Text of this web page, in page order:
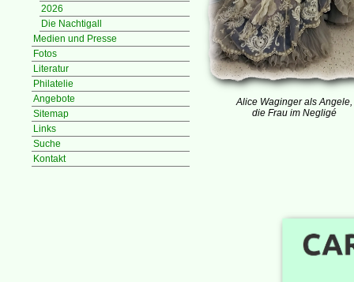
2026
Die Nachtigall
Medien und Presse
Fotos
Literatur
Philatelie
Angebote
Sitemap
Links
Suche
Kontakt
Alice Waginger als Angele,
die Frau im Negligé